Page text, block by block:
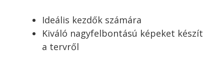
Ideális kezdők számára
Kiváló nagyfelbontású képeket készít
a tervről